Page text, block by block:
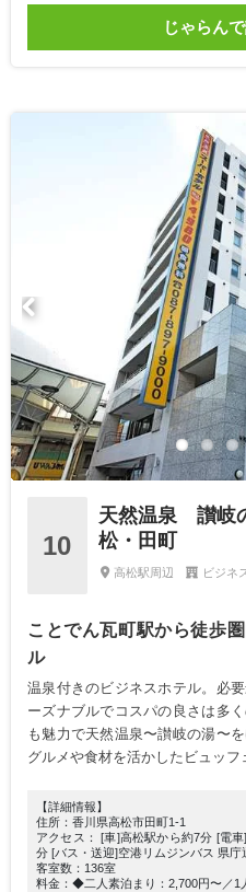
じゃらん
10
天然温泉 讃岐
松・田町
高松駅周辺 ビジネ
ことでん瓦町駅から徒歩
ル
温泉付きのビジネスホテル。必
ーズナブルでコスパの良さは多
も魅力で天然温泉〜讃岐の湯〜
グルメや食材を活かしたビュッフ
【詳細情報】
住所：香川県高松市田町1-1
アクセス： [車]高松駅から約7分 [電
分 [バス・送迎]空港リムジンバス 県
客室数：136室
料金：◆二人素泊まり：2,700円〜／1